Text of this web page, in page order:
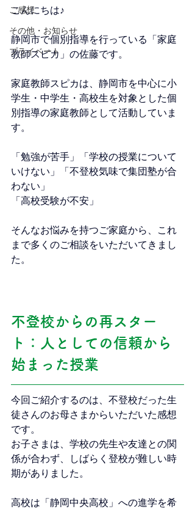
ご感想
その他・お知らせ
プライベート
こんにちは♪
静岡市で個別指導を行っている「家庭
教師スピカ」の佐藤です。
家庭教師スピカは、静岡市を中心に小
学生・中学生・高校生を対象とした個
別指導の家庭教師として活動していま
す。
「勉強が苦手」「学校の授業について
いけない」「不登校気味で集団塾が合
わない」
「高校受験が不安」
そんなお悩みを持つご家庭から、これ
まで多くのご相談をいただいてきまし
た。
不登校からの再スター
ト：人としての信頼から
始まった授業
今回ご紹介するのは、不登校だった生
徒さんのお母さまからいただいた感想
です。
お子さまは、学校の先生や友達との関
係が合わず、しばらく登校が難しい時
期がありました。
高校は「静岡中央高校」への進学を希